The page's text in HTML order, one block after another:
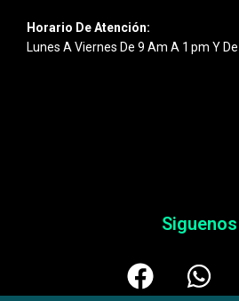
Horario De Atención:
Lunes A Viernes De 9 Am A 1 Pm Y
Siguenos